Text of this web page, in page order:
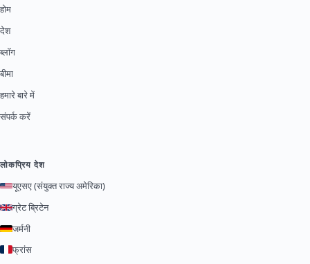
होम
देश
ब्लॉग
बीमा
हमारे बारे में
संपर्क करें
लोकप्रिय देश
यूएसए (संयुक्त राज्य अमेरिका)
ग्रेट ब्रिटेन
जर्मनी
फ्रांस